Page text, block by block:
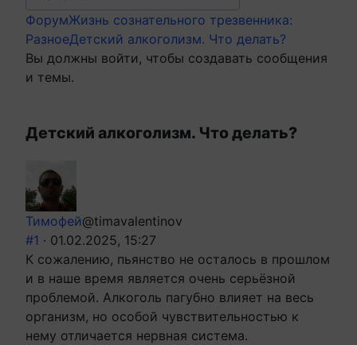
Форум
breadcrumbs
-
Вы
ФорумЖизнь сознательного трезвенника:
РазноеДетский алкоголизм. Что делать?
Вы должны войти, чтобы создавать сообщения
и темы.
Детский алкоголизм. Что делать?
Тимофей@timavalentinov
#1 · 01.02.2025, 15:27
К сожалению, пьянство не осталось в прошлом
и в наше время является очень серьёзной
проблемой. Алкоголь пагубно влияет на весь
организм, но особой чувствительностью к
нему отличается нервная система.